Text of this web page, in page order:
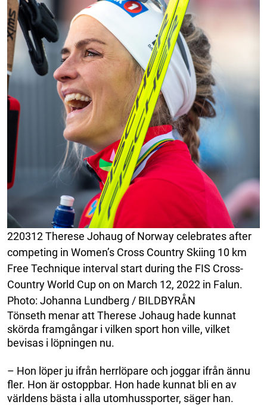
220312 Therese Johaug of Norway celebrates after
competing in Women’s Cross Country Skiing 10 km
Free Technique interval start during the FIS Cross-
Country World Cup on on March 12, 2022 in Falun.
Photo: Johanna Lundberg / BILDBYRÅN
Tönseth menar att Therese Johaug hade kunnat
skörda framgångar i vilken sport hon ville, vilket
bevisas i löpningen nu.
– Hon löper ju ifrån herrlöpare och joggar ifrån ännu
fler. Hon är ostoppbar. Hon hade kunnat bli en av
världens bästa i alla utomhussporter, säger han.